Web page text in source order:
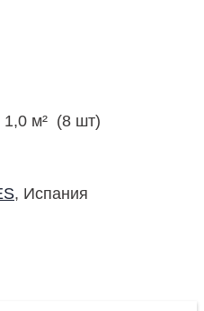
1,0 м² (8 шт)
, Испания